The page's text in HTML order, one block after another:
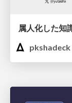
属人化した知
pkshadeck